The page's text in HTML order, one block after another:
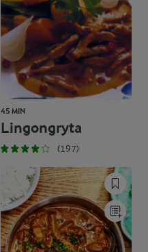
45 MIN
Lingongryta
(197)